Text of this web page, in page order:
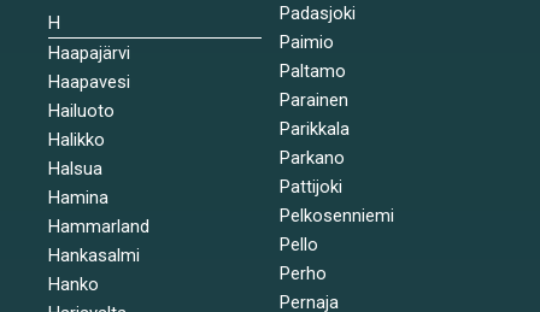
H
Haapajärvi
Haapavesi
Hailuoto
Halikko
Halsua
Hamina
Hammarland
Hankasalmi
Hanko
Padasjoki
Paimio
Paltamo
Parainen
Parikkala
Parkano
Pattijoki
Pelkosenniemi
Pello
Perho
Pernaja